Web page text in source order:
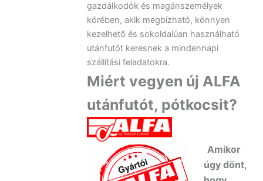
gazdálkodók és magánszemélyek
körében, akik megbízható, könnyen
kezelhető és sokoldalúan használható
utánfutót keresnek a mindennapi
szállítási feladatokra.
Miért vegyen új ALFA
utánfutót, pótkocsit?
Amikor
úgy dönt,